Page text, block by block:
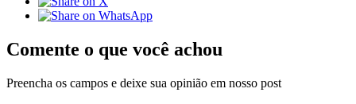
Comente o que você achou
Preencha os campos e deixe sua opinião em nosso post